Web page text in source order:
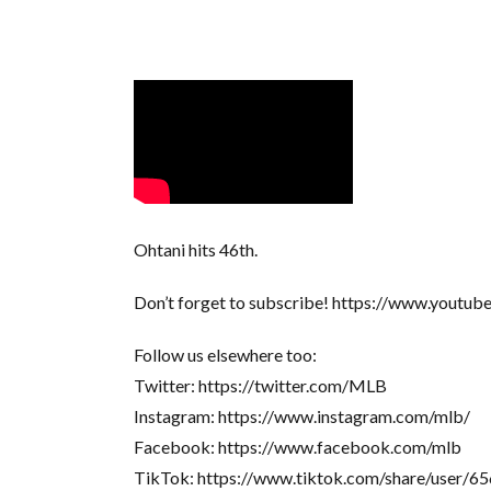
Ohtani hits 46th.
Don’t forget to subscribe! https://
Follow us elsewhere too:
Twitter: https://twitter.com/MLB
Instagram: https://www.instagram.com/mlb/
Facebook: https://www.facebook.com/mlb
TikTok: https://www.tiktok.com/share/user/